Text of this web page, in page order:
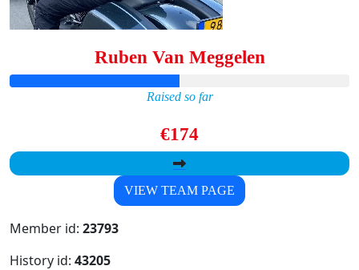
Ruben Van Meggelen
Raised so far
€174
VIEW TEAM PAGE
Member id: 23793
History id: 43205